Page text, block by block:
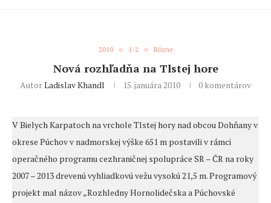
2010 1-2 Rôzne
Nová rozhľadňa na Tlstej hore
AutorLadislav Khandl 15. januára 2010 0 komentárov
V Bielych Karpatoch na vrchole Tlstej hory nad obcou Dohňany v
okrese Púchov v nadmorskej výške 651 m postavili v rámci
operačného programu cezhraničnej spolupráce SR – ČR na roky
2007 – 2013 drevenú vyhliadkovú vežu vysokú 21,5 m. Programový
projekt mal názov „Rozhledny Hornolidečska a Púchovské